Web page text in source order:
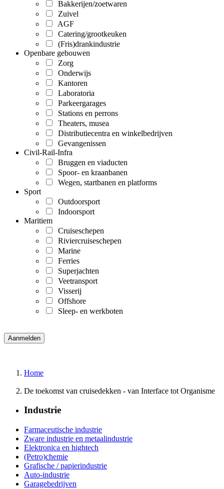
Bakkerijen/zoetwaren
Zuivel
AGF
Catering/grootkeuken
(Fris)drankindustrie
Openbare gebouwen
Zorg
Onderwijs
Kantoren
Laboratoria
Parkeergarages
Stations en perrons
Theaters, musea
Distributiecentra en winkelbedrijven
Gevangenissen
Civil-Rail-Infra
Bruggen en viaducten
Spoor- en kraanbanen
Wegen, startbanen en platforms
Sport
Outdoorsport
Indoorsport
Maritiem
Cruiseschepen
Riviercruiseschepen
Marine
Ferries
Superjachten
Veetransport
Visserij
Offshore
Sleep- en werkboten
Home
De toekomst van cruisedekken - van Interface tot Organisme
Industrie
Farmaceutische industrie
Zware industrie en metaalindustrie
Elektronica en hightech
(Petro)chemie
Grafische / papierindustrie
Auto-industrie
Garagebedrijven